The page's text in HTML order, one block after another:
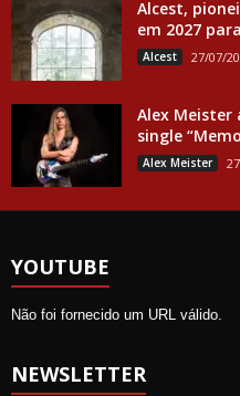
Alcest,
em 2027
Alcest 27/07/
Alex Meister
single
Alex Meister
YOUTUBE
Não foi fornecido um URL válido.
NEWSLETTER